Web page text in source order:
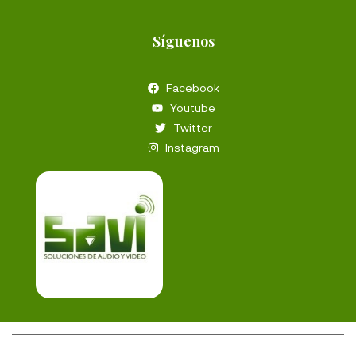
Síguenos
Facebook
Youtube
Twitter
Instagram